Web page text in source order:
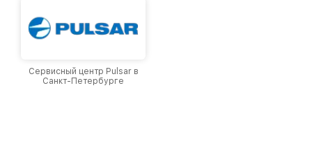
Сервисный центр Pulsar в
Санкт-Петербурге